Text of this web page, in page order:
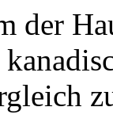
der